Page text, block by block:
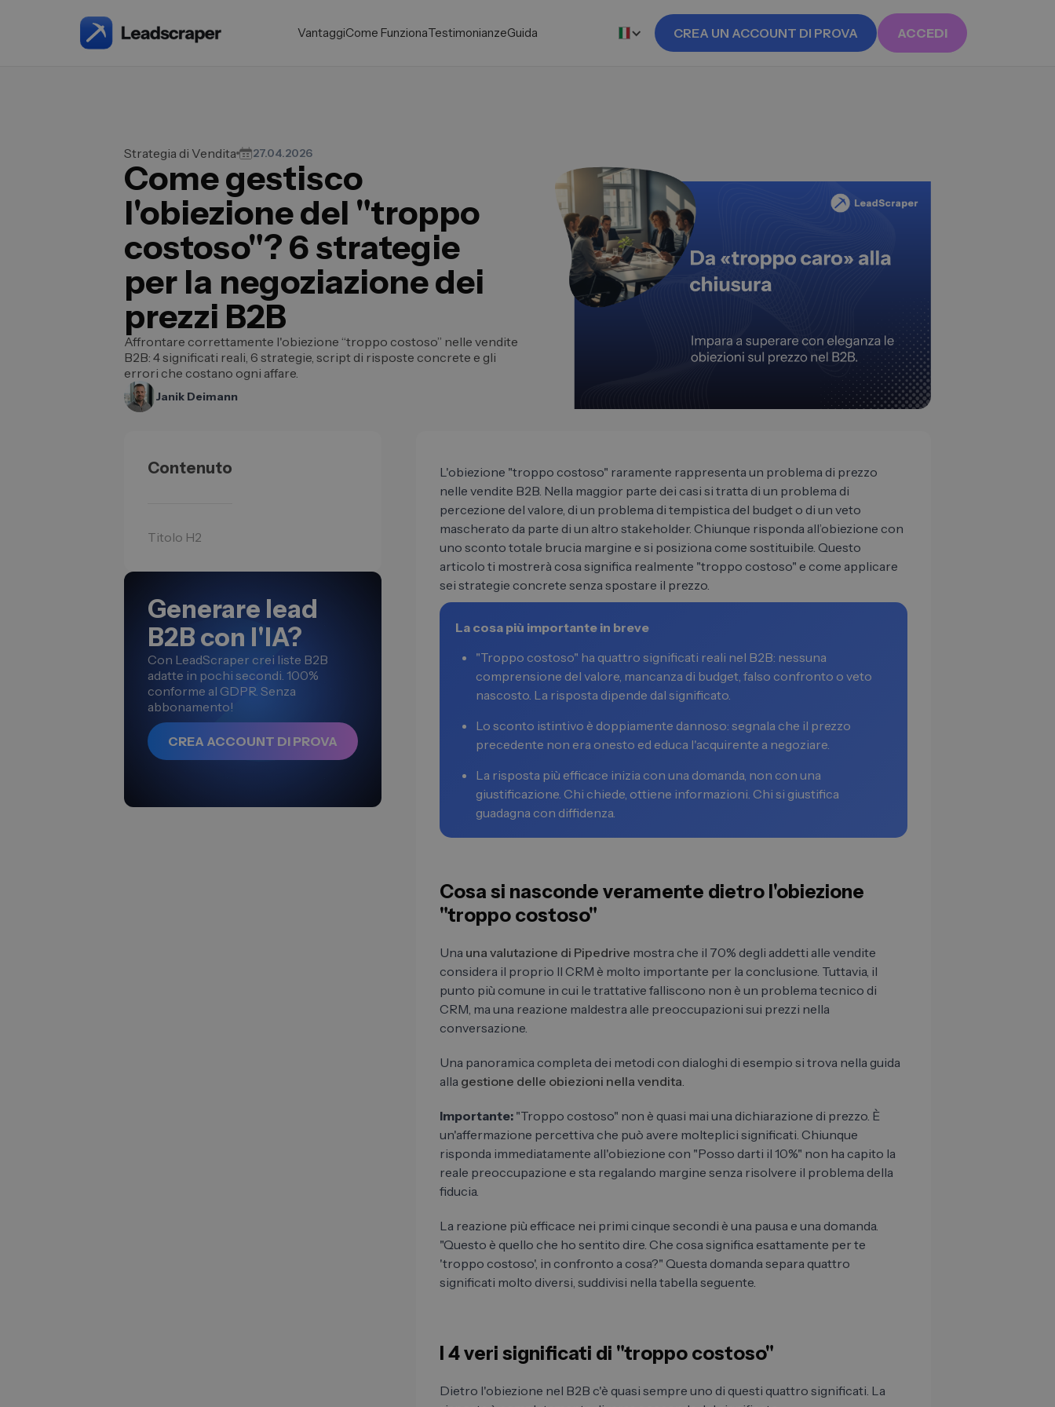
VantaggiCome FunzionaTestimonianzeGuida CREA UN ACCOUNT DI PROVA ACCEDI
Strategia di Vendita 27.04.2026
Come gestisco
l'obiezione del "troppo
costoso"? 6 strategie
per la negoziazione dei
prezzi B2B
Affrontare correttamente l'obiezione “troppo costoso” nelle vendite
B2B: 4 significati reali, 6 strategie, script di risposte concrete e gli
errori che costano ogni affare.
Janik Deimann
Contenuto
Titolo H2
Generare lead
B2B con l'IA?
Con LeadScraper crei liste B2B
adatte in pochi secondi. 100%
conforme al GDPR. Senza
abbonamento!
CREA ACCOUNT DI PROVA
L'obiezione "troppo costoso" raramente rappresenta un problema di prezzo
nelle vendite B2B. Nella maggior parte dei casi si tratta di un problema di
percezione del valore, di un problema di tempistica del budget o di un veto
mascherato da parte di un altro stakeholder. Chiunque risponda all’obiezione con
uno sconto totale brucia margine e si posiziona come sostituibile. Questo
articolo ti mostrerà cosa significa realmente "troppo costoso" e come applicare
sei strategie concrete senza spostare il prezzo.
La cosa più importante in breve
"Troppo costoso" ha quattro significati reali nel B2B: nessuna
comprensione del valore, mancanza di budget, falso confronto o veto
nascosto. La risposta dipende dal significato.
Lo sconto istintivo è doppiamente dannoso: segnala che il prezzo
precedente non era onesto ed educa l'acquirente a negoziare.
La risposta più efficace inizia con una domanda, non con una
giustificazione. Chi chiede, ottiene informazioni. Chi si giustifica
guadagna con diffidenza.
Cosa si nasconde veramente dietro l'obiezione
"troppo costoso"
Una una valutazione di Pipedrive mostra che il 70% degli addetti alle vendite
considera il proprio Il CRM è molto importante per la conclusione. Tuttavia, il
punto più comune in cui le trattative falliscono non è un problema tecnico di
CRM, ma una reazione maldestra alle preoccupazioni sui prezzi nella
conversazione.
Una panoramica completa dei metodi con dialoghi di esempio si trova nella guida
alla gestione delle obiezioni nella vendita.
Importante: "Troppo costoso" non è quasi mai una dichiarazione di prezzo. È
un'affermazione percettiva che può avere molteplici significati. Chiunque
risponda immediatamente all'obiezione con "Posso darti il ​​10%" non ha capito la
reale preoccupazione e sta regalando margine senza risolvere il problema della
fiducia.
La reazione più efficace nei primi cinque secondi è una pausa e una domanda.
"Questo è quello che ho sentito dire. Che cosa significa esattamente per te
'troppo costoso', in confronto a cosa?" Questa domanda separa quattro
significati molto diversi, suddivisi nella tabella seguente.
I 4 veri significati di "troppo costoso"
Dietro l'obiezione nel B2B c'è quasi sempre uno di questi quattro significati. La